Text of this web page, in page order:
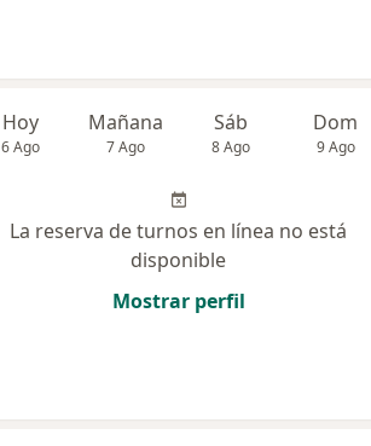
Hoy
6 Ago
Mañana
7 Ago
Sáb
8 Ago
Dom
9 Ago
La reserva de turnos en línea no está
disponible
Mostrar perfil